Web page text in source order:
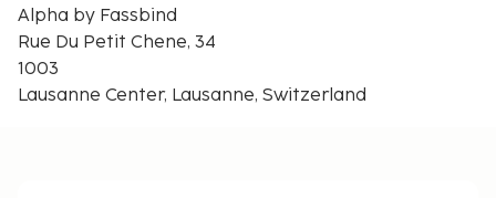
Alpha by Fassbind
Rue Du Petit Chene, 34
1003
Lausanne Center, Lausanne, Switzerland